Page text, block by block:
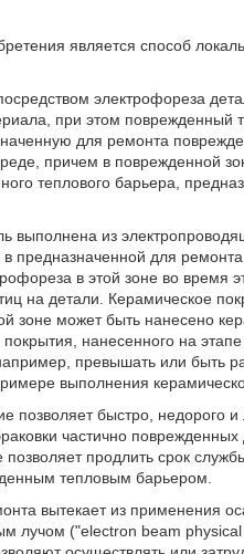
является способ
электрофореза
при этом
для ремонта
причем в поврежденной
теплового барьера,
выполнена из
в предназначенной для
в этой зоне во время
на детали. Керамическое
зоне может быть нанесено
нанесенного на
превышать или быть
выполнения
позволяет быстро, недорого
частично
продлить срок
тепловым барьером.
вытекает из применения
лучом ("electron beam